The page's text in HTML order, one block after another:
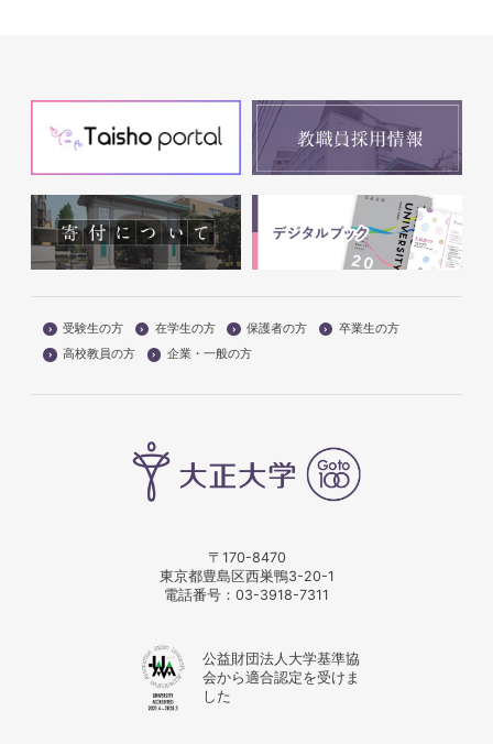
受験生の方 在学生の方 保護者の方
卒業生の方
高校教員の方
企業・一般の方
〒170-8470
東京都豊島区西巣鴨3-20-1
電話番号： 03-3918-7311
公益財団法人大学基準協
会から適合認定を受けま
した